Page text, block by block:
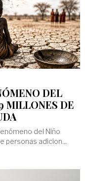
DEL
MILLONES DE
del Niño
personas adicion...